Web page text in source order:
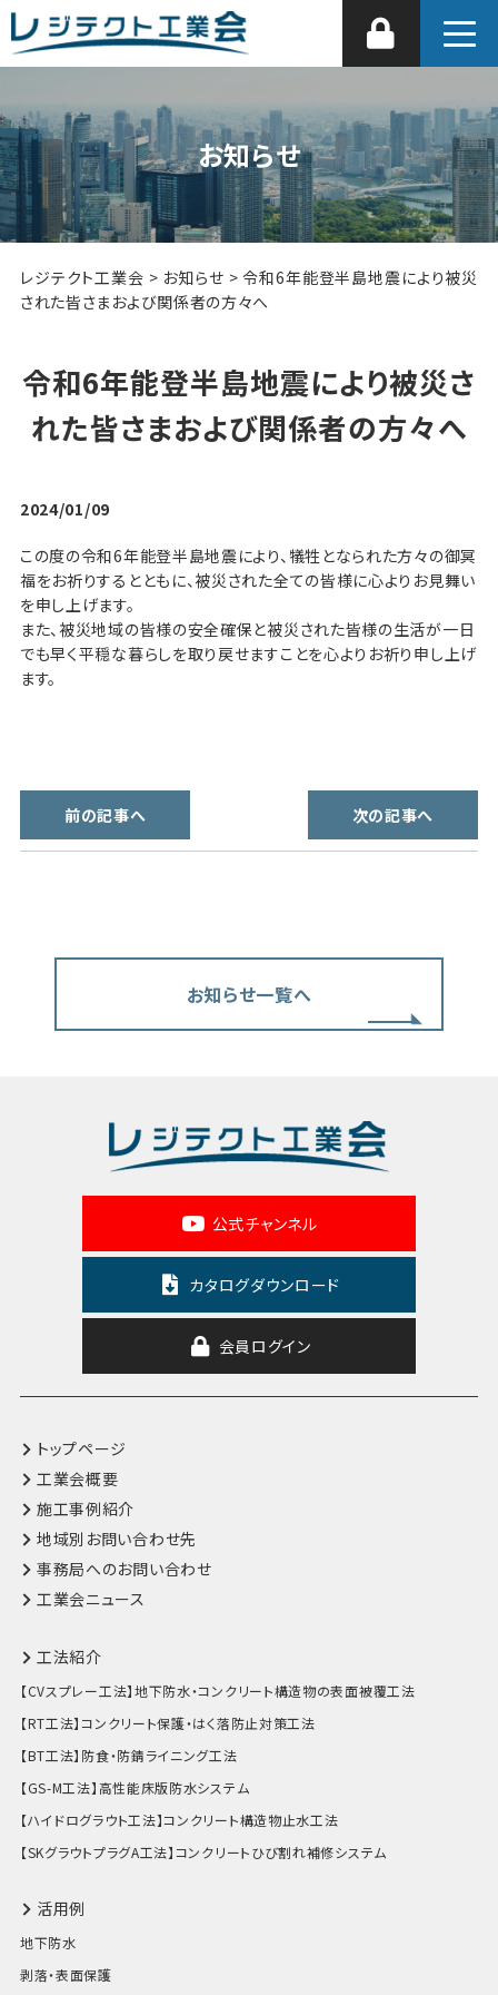
お知らせ
レジテクト工業会 > お知らせ >令和6年能登半島地震により被災
された皆さまおよび関係者の方々へ
令和6年能登半島地震により被災さ
れた皆さまおよび関係者の方々へ
2024/01/09
この度の令和6年能登半島地震により、犠牲となられた方々の御冥
福をお祈りするとともに、被災された全ての皆様に心よりお見舞い
を申し上げます。
また、被災地域の皆様の安全確保と被災された皆様の生活が一日
でも早く平穏な暮らしを取り戻せますことを心よりお祈り申し上げ
ます。
前の記事へ 次の記事へ
お知らせ一覧へ
公式チャンネル
カタログダウンロード
会員ログイン
トップページ
工業会概要
施工事例紹介
地域別お問い合わせ先
事務局へのお問い合わせ
工業会ニュース
工法紹介
【CVスプレー工法】地下防水・コンクリート構造物の表面被覆工法
【RT工法】コンクリート保護・はく落防止対策工法
【BT工法】防食・防錆ライニング工法
【GS-M工法】高性能床版防水システム
【ハイドログラウト工法】コンクリート構造物止水工法
【SKグラウトプラグA工法】コンクリートひび割れ補修システム
活用例
地下防水
剥落・表面保護